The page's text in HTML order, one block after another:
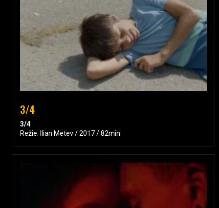
3/4
3/4
Režie: Ilian Metev / 2017 / 82min